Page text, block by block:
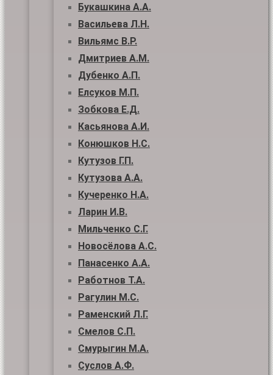
Букашкина А.А.
Васильева Л.Н.
Вильямс В.Р.
Дмитриев А.М.
Дубенко А.П.
Елсуков М.П.
Зобкова Е.Д.
Касьянова А.И.
Конюшков Н.С.
Кутузов Г.П.
Кутузова А.А.
Кучеренко Н.А.
Ларин И.В.
Мильченко С.Г.
Новосёлова А.С.
Панасенко А.А.
Работнов Т.А.
Рагулин М.С.
Раменский Л.Г.
Смелов С.П.
Смурыгин М.А.
Суслов А.Ф.